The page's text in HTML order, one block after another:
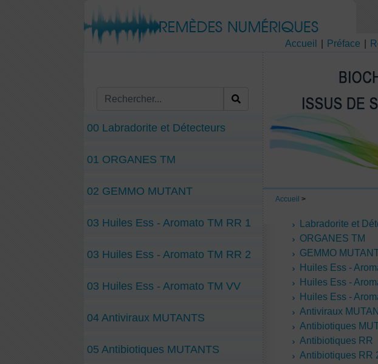
Accueil Préface
Accueil >
Labradorite et
ORGANES TM
GEMMO
Huiles Ess -
Huiles Ess -
Huiles Ess -
Antiviraux
Antibiotiques
Antibiotiques RR
Antibiotiques RR
00 Labradorite et Détecteurs
01 ORGANES TM
02 GEMMO MUTANT
03 Huiles Ess - Aromato TM RR 1
03 Huiles Ess - Aromato TM RR 2
03 Huiles Ess - Aromato TM VV
04 Antiviraux MUTANTS
05 Antibiotiques MUTANTS